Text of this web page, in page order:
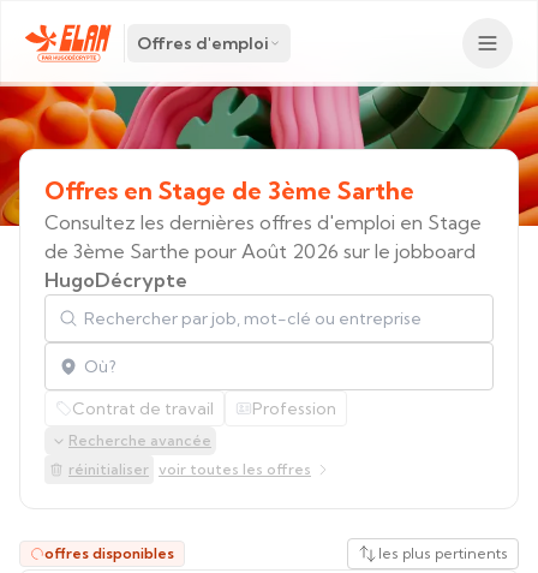
Offres d'emploi
Offres en Stage de 3ème Sarthe
Consultez les dernières offres d'emploi en Stage
de 3ème Sarthe pour Août 2026 sur le jobboard
HugoDécrypte
Rechercher par job, mot-clé ou entreprise
Localisation
Contrat de travail Profession
Recherche avancée
réinitialiser voir toutes les offres
offres disponibles les plus pertinents